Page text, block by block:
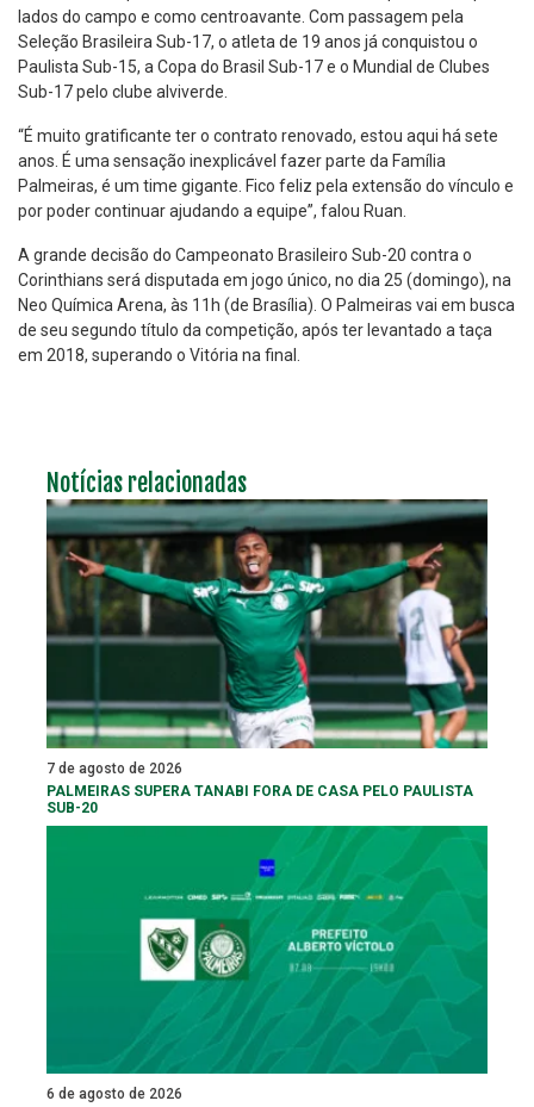
lados do campo e como centroavante. Com passagem pela
Seleção Brasileira Sub-17, o atleta de 19 anos já conquistou o
Paulista Sub-15, a Copa do Brasil Sub-17 e o Mundial de Clubes
Sub-17 pelo clube alviverde.
“É muito gratificante ter o contrato renovado, estou aqui há sete
anos. É uma sensação inexplicável fazer parte da Família
Palmeiras, é um time gigante. Fico feliz pela extensão do vínculo e
por poder continuar ajudando a equipe”, falou Ruan.
A grande decisão do Campeonato Brasileiro Sub-20 contra o
Corinthians será disputada em jogo único, no dia 25 (domingo), na
Neo Química Arena, às 11h (de Brasília). O Palmeiras vai em busca
de seu segundo título da competição, após ter levantado a taça
em 2018, superando o Vitória na final.
Notícias relacionadas
7 de agosto de 2026
PALMEIRAS SUPERA TANABI FORA DE CASA PELO PAULISTA
SUB-20
6 de agosto de 2026